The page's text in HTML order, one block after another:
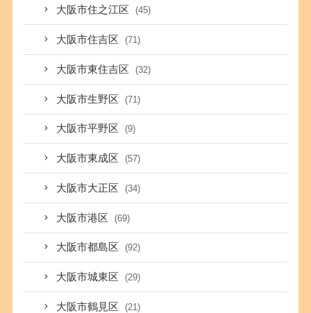
大阪市住之江区 (45)
大阪市住吉区 (71)
大阪市東住吉区 (32)
大阪市生野区 (71)
大阪市平野区 (9)
大阪市東成区 (57)
大阪市大正区 (34)
大阪市港区 (69)
大阪市都島区 (92)
大阪市城東区 (29)
大阪市鶴見区 (21)